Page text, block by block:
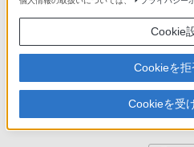
Cookie
Cookieを拒
Cookieを受